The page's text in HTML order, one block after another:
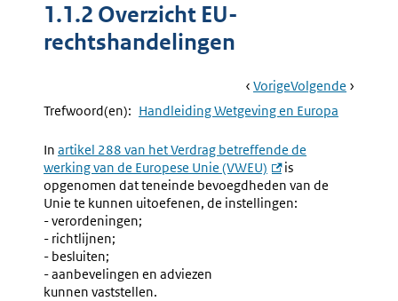
1.1.2 Overzicht EU-
rechtshandelingen
Book
Navigation
Ga
Naar
VorigePagina:
1.1.1
De
Ga
Naar
Volgende Pagina:
Trefwoord(en): Handleiding Wetgeving en Europa
In artikel 288 van het Verdrag betreffende de
werking van de Europese Unie (VWEU)
is
opgenomen dat teneinde bevoegdheden van de
Unie te kunnen uitoefenen, de instellingen:
- verordeningen;
- richtlijnen;
- besluiten;
- aanbevelingen en adviezen
kunnen vaststellen.